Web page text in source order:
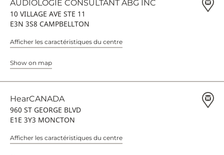
AUDIOLOGIE CONSULTANT ABG INC
10 VILLAGE AVE STE 11
E3N 3S8 CAMPBELLTON
Afficher les caractéristiques du centre
Show on map
HearCANADA
960 ST GEORGE BLVD
E1E 3Y3 MONCTON
Afficher les caractéristiques du centre